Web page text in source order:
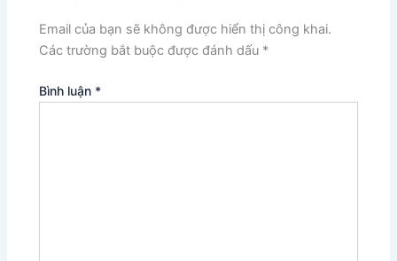
Email của bạn sẽ không được hiển thị công khai.
Các trường bắt buộc được đánh dấu *
Bình luận *